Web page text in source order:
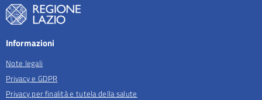
Informazioni
Note legali
Privacy e GDPR
Privacy per finalità e tutela della salute